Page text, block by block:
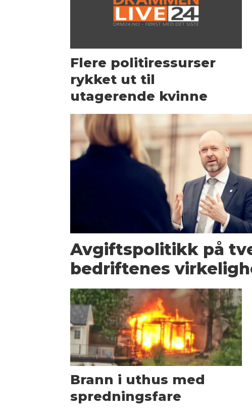
Flere politiressurser
rykket ut til
utagerende kvinne
Avgiftspolitikk på
bedriftenes
Brann i uthus med
spredningsfare